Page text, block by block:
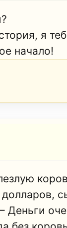
я
начало!
Деньги